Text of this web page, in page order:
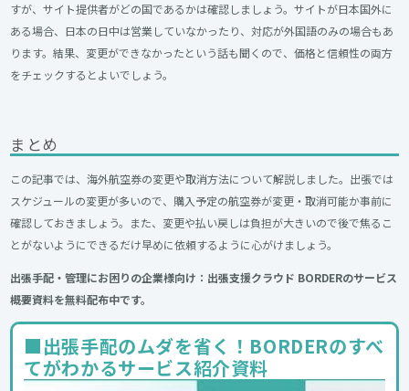
すが、サイト提供者がどの国であるかは確認しましょう。サイトが日本国外に
ある場合、日本の日中は営業していなかったり、対応が外国語のみの場合もあ
ります。結果、変更ができなかったという話も聞くので、価格と信頼性の両方
をチェックするとよいでしょう。
まとめ
この記事では、海外航空券の変更や取消方法について解説しました。出張では
スケジュールの変更が多いので、購入予定の航空券が変更・取消可能か事前に
確認しておきましょう。また、変更や払い戻しは負担が大きいので後で焦るこ
とがないようにできるだけ早めに依頼するように心がけましょう。
出張手配・管理にお困りの企業様向け：出張支援クラウド BORDERのサービス
概要資料を無料配布中です。
■出張手配のムダを省く！BORDERのすべ
てがわかるサービス紹介資料